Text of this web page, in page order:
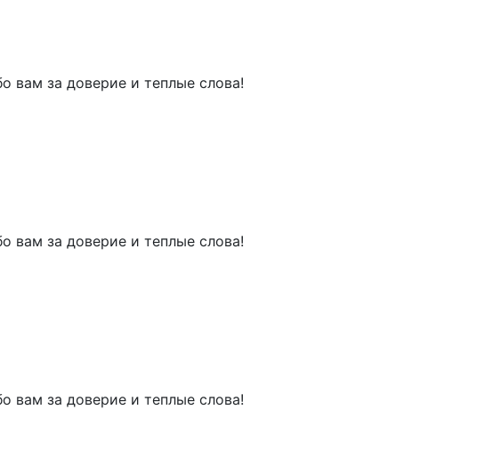
вам за доверие и теплые слова!
вам за доверие и теплые слова!
вам за доверие и теплые слова!